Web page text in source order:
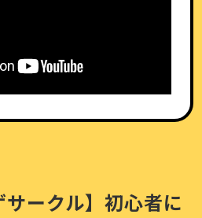
サークル】初心者に